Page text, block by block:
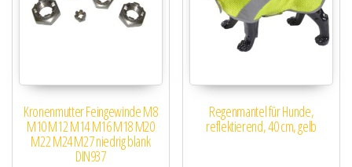
Kronenmutter Feingewinde M8
M10 M12 M14 M16 M18 M20
M22 M24 M27 niedrig blank
DIN937
Regenmantel für Hunde,
reflektierend, 40 cm, gelb